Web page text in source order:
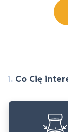
1. Co Cię